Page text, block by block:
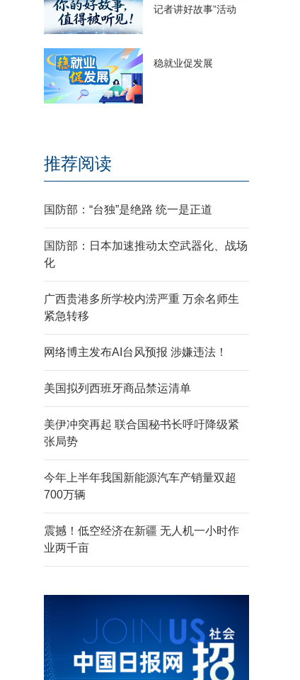
记者讲好故事”活动
稳就业促发展
推荐阅读
国防部：“台独”是绝路 统一是正道
国防部：日本加速推动太空武器化、战场
化
广西贵港多所学校内涝严重 万余名师生
紧急转移
网络博主发布AI台风预报 涉嫌违法！
美国拟列西班牙商品禁运清单
美伊冲突再起 联合国秘书长呼吁降级紧
张局势
今年上半年我国新能源汽车产销量双超
700万辆
震撼！低空经济在新疆 无人机一小时作
业两千亩